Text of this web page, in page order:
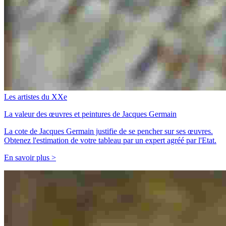
Les artistes du XXe
La valeur des œuvres et peintures de Jacques Germain
La cote de Jacques Germain justifie de se pencher sur ses œuvres.
Obtenez l'estimation de votre tableau par un expert agréé par l'Etat.
En savoir plus >